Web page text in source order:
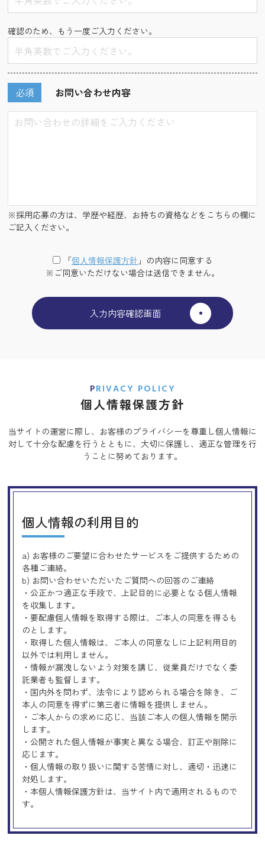
確認のため、もう一度ご入力ください。
お問い合わせ内容
必須
※採用応募の方は、学歴や経歴、お持ちの資格などをこちらの欄に
ご記入ください。
「個⼈情報保護⽅針 」の内容に同意する
※ご同意いただけない場合は送信できません。
PRIVACY POLICY
個人情報保護方針
当サイトの運営に際し、お客様のプライバシーを尊重し個人情報に
対して十分な配慮を行うとともに、 大切に保護し、適正な管理を行
うことに努めております。
個人情報の利用目的
a) お客様のご要望に合わせたサービスをご提供するための
各種ご連絡。
b) お問い合わせいただいたご質問への回答のご連絡
・公正かつ適正な手段で、上記目的に必要となる個人情報
を収集します。
・要配慮個人情報を取得する際は、ご本人の同意を得るも
のとします。
・取得した個人情報は、ご本人の同意なしに上記利用目的
以外では利用しません。
・情報が漏洩しないよう対策を講じ、従業員だけでなく委
託業者も監督します。
・国内外を問わず、法令により認められる場合を除き、ご
本人の同意を得ずに第三者に情報を提供しません。
・ご本人からの求めに応じ、当該ご本人の個人情報を開示
します。
・公開された個人情報が事実と異なる場合、訂正や削除に
応じます。
・個人情報の取り扱いに関する苦情に対し、適切・迅速に
対処します。
・本個人情報保護方針は、当サイト内で適用されるもので
す。
Googleアナリティクスの使用につい